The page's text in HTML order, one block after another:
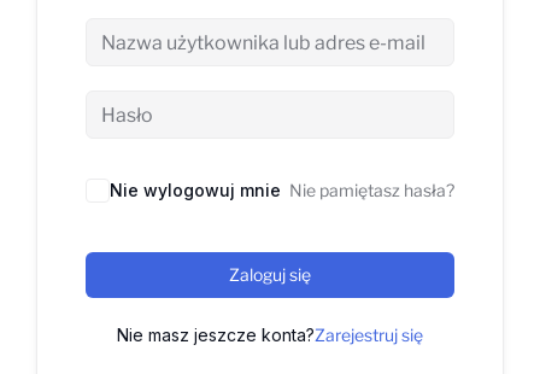
Nie wylogowuj mnie Nie pamiętasz hasła?
Zaloguj się
Nie masz jeszcze konta?Zarejestruj się